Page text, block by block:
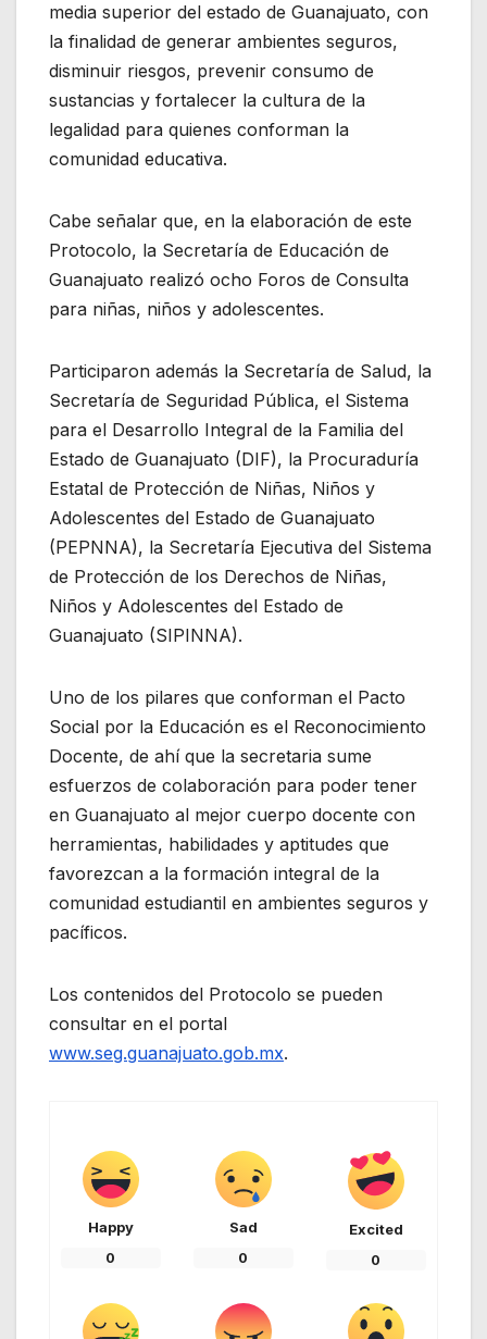
media superior del estado de Guanajuato, con
la finalidad de generar ambientes seguros,
disminuir riesgos, prevenir consumo de
sustancias y fortalecer la cultura de la
legalidad para quienes conforman la
comunidad educativa.
Cabe señalar que, en la elaboración de este
Protocolo, la Secretaría de Educación de
Guanajuato realizó ocho Foros de Consulta
para niñas, niños y adolescentes.
Participaron además la Secretaría de Salud, la
Secretaría de Seguridad Pública, el Sistema
para el Desarrollo Integral de la Familia del
Estado de Guanajuato (DIF), la Procuraduría
Estatal de Protección de Niñas, Niños y
Adolescentes del Estado de Guanajuato
(PEPNNA), la Secretaría Ejecutiva del Sistema
de Protección de los Derechos de Niñas,
Niños y Adolescentes del Estado de
Guanajuato (SIPINNA).
Uno de los pilares que conforman el Pacto
Social por la Educación es el Reconocimiento
Docente, de ahí que la secretaria sume
esfuerzos de colaboración para poder tener
en Guanajuato al mejor cuerpo docente con
herramientas, habilidades y aptitudes que
favorezcan a la formación integral de la
comunidad estudiantil en ambientes seguros y
pacíficos.
Los contenidos del Protocolo se pueden
consultar en el portal
www.seg.guanajuato.gob.mx.
Happy
0
Sad
0
Excited
0